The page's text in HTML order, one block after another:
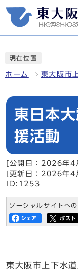
現在位置
ホーム 東大阪市
東日本
援活動
[公開日：2026年4
[更新日：2026年4
ID:1253
ソーシャルサイトへ
東大阪市上下水